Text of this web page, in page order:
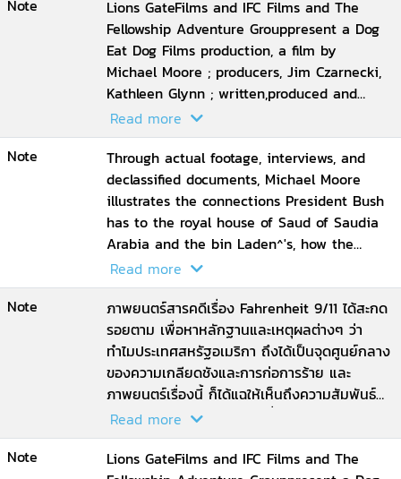
Lipscomb at the Washington, D.C.
premiere; Arab-American comediens -
their acts and experiences after
9/11;Condoleezza Rice's 9/11 Commission
Testimony; Rose Gardenpress briefing after
9/11 Commission appearance
Note
Lions GateFilms and IFC Films and The
Fellowship Adventure Grouppresent a Dog
Eat Dog Films production, a film by
Michael Moore ; producers, Jim Czarnecki,
Kathleen Glynn ; written,produced and
directed by Michael Moore
Read more
Note
Through actual footage, interviews, and
declassified documents, Michael Moore
illustrates the connections President Bush
has to the royal house of Saud of Saudia
Arabia and the bin Laden^'s, how the
president got electedon fraudulent
circumstances and then proceeded to
blunder through his duties while ignoring
warnings of the looming betrayal by his
foreign partners. When the treachery hits
with the 9/11 attacks, Moore explains how
Bush failed totake immediate action to
defend the nation
Read more
Note
ภาพยนตร์สารคดีเรื่อง Fahrenheit 9/11 ได้สะกด
รอยตาม เพื่อหาหลักฐานและเหตุผลต่างๆ ว่า
ทำไมประเทศสหรัฐอเมริกา ถึงได้เป็นจุดศูนย์กลาง
ของความเกลียดชังและการก่อการร้าย และ
ภาพยนตร์เรื่องนี้ ก็ได้แฉให้เห็นถึงความสัมพันธ์
รวมถึงการติดต่อทางการค้าที่ถูกกล่าวถึง ระหว่าง
ตระกูลบุชและบิน ลาเด็น ซึ่งได้พาดพิงถึงสาเหตุที่
ทำให้ จอร์จ ดับเบิ้ลยู บุช และ บิน ลาเด็น กลาย
Read more
Note
Lions GateFilms and IFC Films and The